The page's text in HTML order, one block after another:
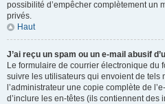
possibilité d’empêcher complètement un
privés.
Haut
J’ai reçu un spam ou un e-mail abusif
Le formulaire de courrier électronique du
suivre les utilisateurs qui envoient de tels
l’administrateur une copie complète de
d’inclure les en-têtes (ils contiennent des